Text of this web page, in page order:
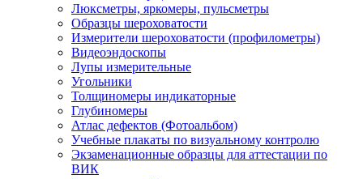
Люксметры, яркомеры, пульсметры
Образцы шероховатости
Измерители шероховатости (профилометры)
Видеоэндоскопы
Лупы измерительные
Угольники
Толщиномеры индикаторные
Глубиномеры
Атлас дефектов (Фотоальбом)
Учебные плакаты по визуальному контролю
Экзаменационные образцы для аттестации по
ВИК